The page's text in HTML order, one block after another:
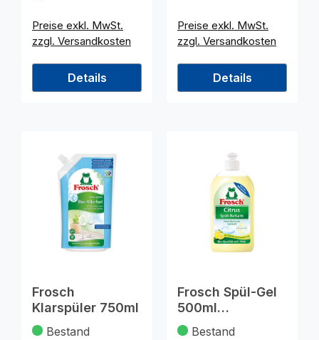
Preise exkl. MwSt.
zzgl. Versandkosten
Details
Preise exkl. MwSt.
zzgl. Versandkosten
Details
Frosch
Klarspüler 750ml
Bestand
Frosch Spül-Gel
500ml
Zitronenminze
Bestand